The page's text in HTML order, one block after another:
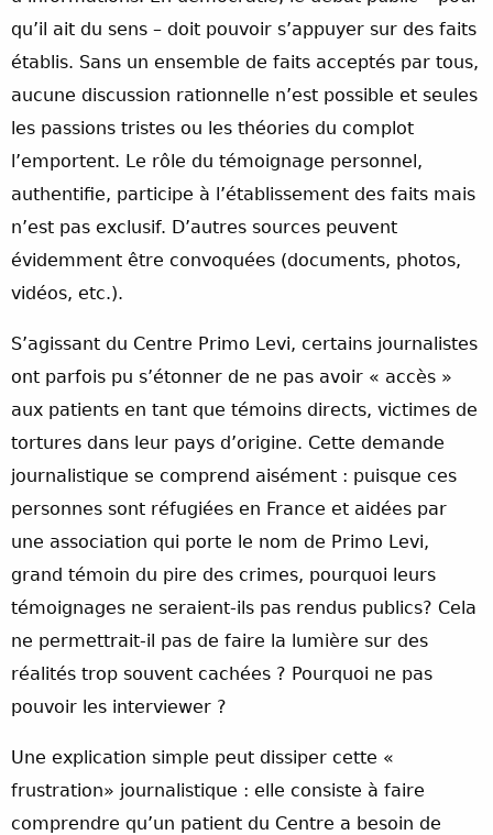
qu’il ait du sens – doit pouvoir s’appuyer sur des faits
établis. Sans un ensemble de faits acceptés par tous,
aucune discussion rationnelle n’est possible et seules
les passions tristes ou les théories du complot
l’emportent. Le rôle du témoignage personnel,
authentifie, participe à l’établissement des faits mais
n’est pas exclusif. D’autres sources peuvent
évidemment être convoquées (documents, photos,
vidéos, etc.).
S’agissant du Centre Primo Levi, certains journalistes
ont parfois pu s’étonner de ne pas avoir « accès »
aux patients en tant que témoins directs, victimes de
tortures dans leur pays d’origine. Cette demande
journalistique se comprend aisément : puisque ces
personnes sont réfugiées en France et aidées par
une association qui porte le nom de Primo Levi,
grand témoin du pire des crimes, pourquoi leurs
témoignages ne seraient-ils pas rendus publics? Cela
ne permettrait-il pas de faire la lumière sur des
réalités trop souvent cachées ? Pourquoi ne pas
pouvoir les interviewer ?
Une explication simple peut dissiper cette «
frustration» journalistique : elle consiste à faire
comprendre qu’un patient du Centre a besoin de